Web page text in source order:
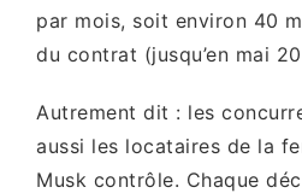
par mois, soit environ 40
du contrat (jusqu’en mai
Autrement dit : les
aussi les locataires de la
Musk contrôle. Chaque